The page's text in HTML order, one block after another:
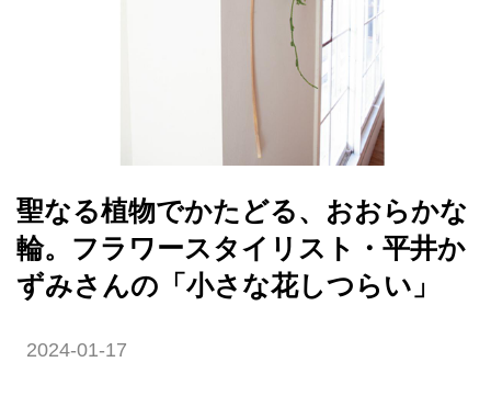
聖なる植物でかたどる、おおらかな
輪。フラワースタイリスト・平井か
ずみさんの「小さな花しつらい」
2024-01-17